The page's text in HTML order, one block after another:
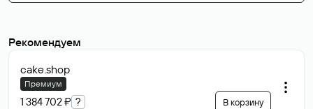
Рекомендуем
cake.shop
Премиум
1 384 702 ₽ ? В корзину